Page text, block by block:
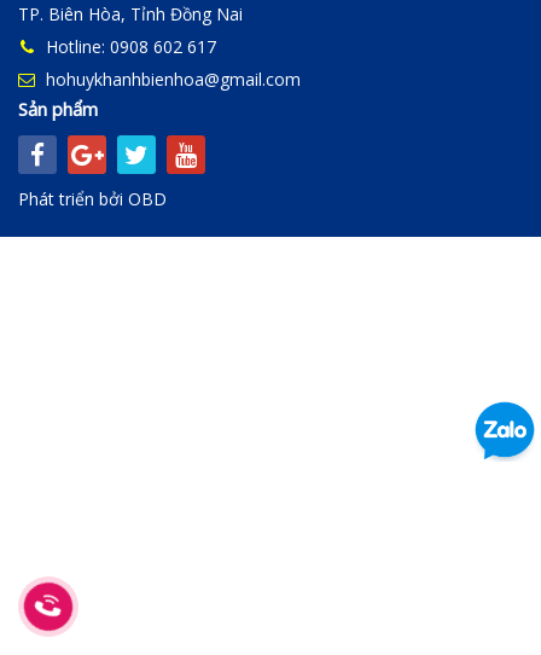
TP. Biên Hòa, Tỉnh Đồng Nai
Hotline: 0908 602 617
hohuykhanhbienhoa@gmail.com
Sản phẩm
Phát triển bởi OBD